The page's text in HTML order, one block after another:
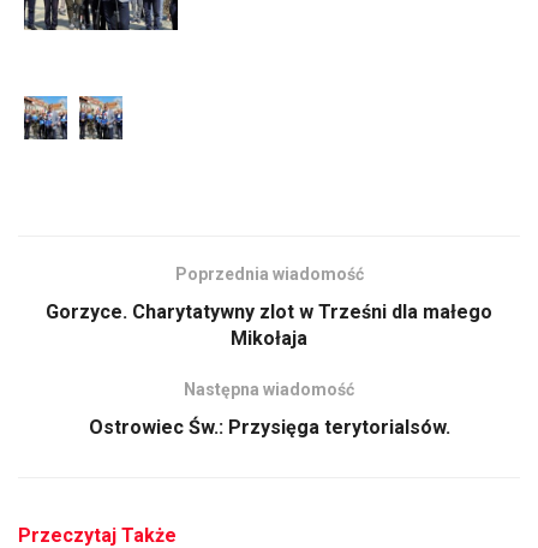
Poprzednia wiadomość
Gorzyce. Charytatywny zlot w Trześni dla małego
Mikołaja
Następna wiadomość
Ostrowiec Św.: Przysięga terytorialsów.
Przeczytaj Także